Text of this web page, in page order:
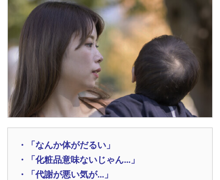
・「なんか体がだるい」
・「化粧品意味ないじゃん…」
・「代謝が悪い気が…」